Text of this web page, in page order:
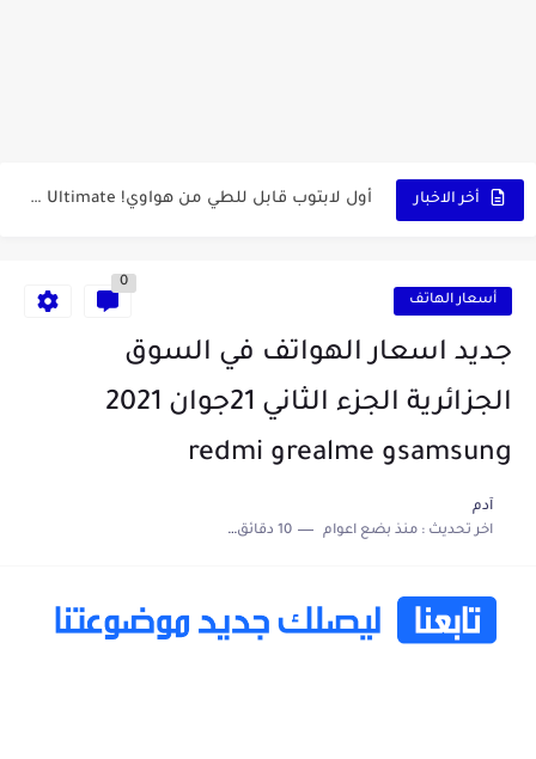
أخر الاخبار
أسعار الهاتف
0
جديد اسعار الهواتف في السوق
الجزائرية الجزء الثاني 21جوان 2021
samsungو realmeو redmi
آدم
اخر تحديث :منذ بضع اعوام 10 دقائق للقراءة